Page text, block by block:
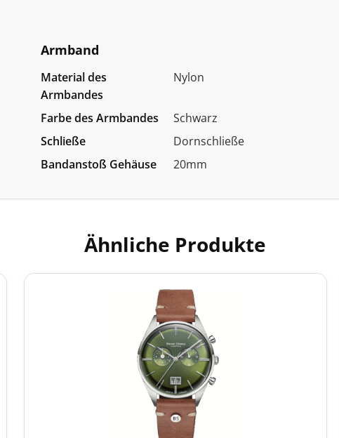
Armband
Material des
Armbandes
Nylon
Farbe des Armbandes
Schwarz
Schließe
Dornschließe
Bandanstoß Gehäuse
20mm
Ähnliche Produkte